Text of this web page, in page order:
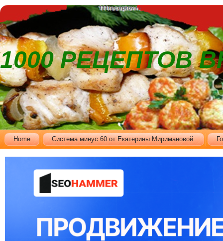
1000 РЕЦЕПТОВ
Home Cистема минус 60 от Екатерины Миримановой.